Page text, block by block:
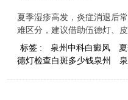
夏季湿疹高发，炎症消退后
难区分，建议借助伍德灯、
标签 :
泉州中科白癜风
德灯检查白斑多少钱泉州